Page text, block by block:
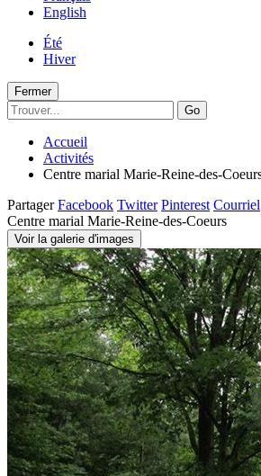
English
Été
Hiver
Fermer
Go
Accueil
Activités
Centre marial Marie-Reine-des-
Partager Facebook Twitter Pinterest Courriel
Centre marial Marie-Reine-des-Coeurs
Voir la galerie d'images